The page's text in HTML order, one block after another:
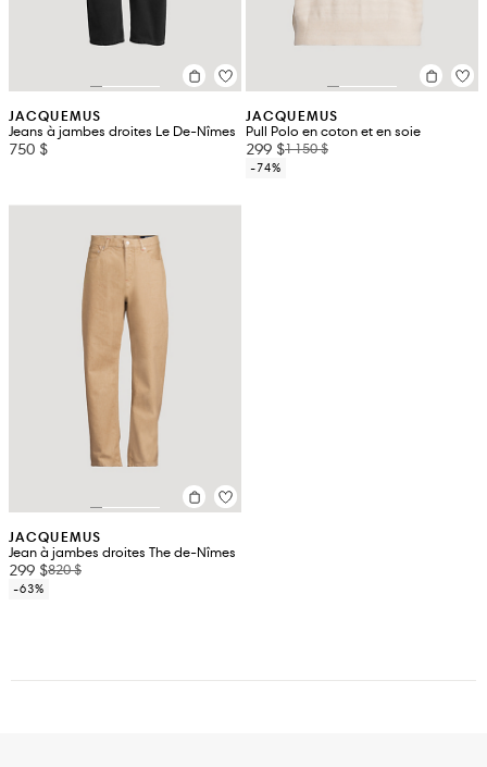
JACQUEMUS
Jeans à jambes droites Le De-Nîmes
750 $
JACQUEMUS
Pull Polo en coton et en soie
299 $1 150 $
-74%
JACQUEMUS
Jean à jambes droites The de-Nîmes
299 $820 $
-63%